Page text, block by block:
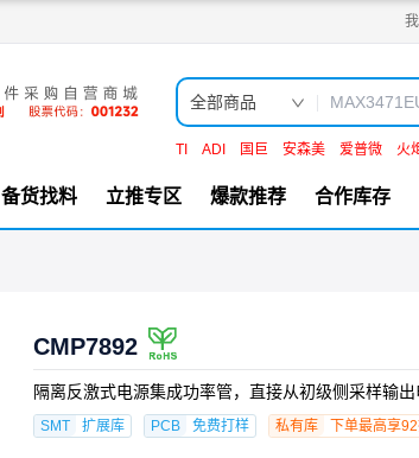
全部商品
TI ADI 国巨 安森美 爱普微 火
备货找料 立推专区 爆款推荐 合作库存
CMP7892
隔离反激式电源集成功率管，直接从初级侧采样输
SMT 扩展库 PCB 免费打样 私有库 下单最高享